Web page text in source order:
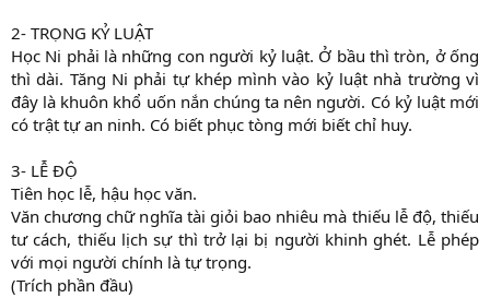
2- TRỌNG KỶ LUẬT
Học Ni phải là những con người kỷ luật. Ở bầu thì tròn, ở ống
thì dài. Tăng Ni phải tự khép mình vào kỷ luật nhà trường vì
đây là khuôn khổ uốn nắn chúng ta nên người. Có kỷ luật mới
có trật tự an ninh. Có biết phục tòng mới biết chỉ huy.
3- LỄ ĐỘ
Tiên học lễ, hậu học văn.
Văn chương chữ nghĩa tài giỏi bao nhiêu mà thiếu lễ độ, thiếu
tư cách, thiếu lịch sự thì trở lại bị người khinh ghét. Lễ phép
với mọi người chính là tự trọng.
(Trích phần đầu)